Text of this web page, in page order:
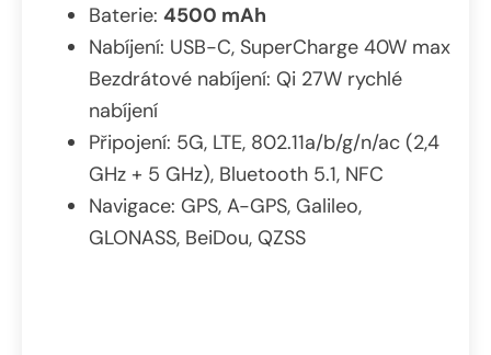
Baterie: 4500 mAh
Nabíjení: USB-C, SuperCharge 40W max
Bezdrátové nabíjení: Qi 27W rychlé
nabíjení
Připojení: 5G, LTE, 802.11a/b/g/n/ac (2,4
GHz + 5 GHz), Bluetooth 5.1, NFC
Navigace: GPS, A-GPS, Galileo,
GLONASS, BeiDou, QZSS